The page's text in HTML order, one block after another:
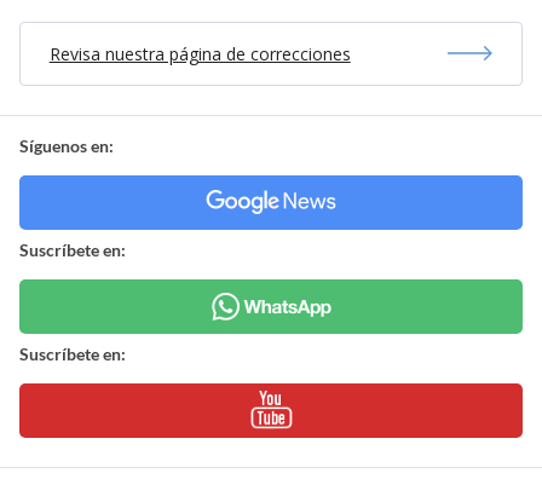
Revisa nuestra página de correcciones
Síguenos en:
Suscríbete en:
Suscríbete en: